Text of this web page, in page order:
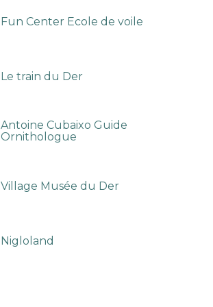
Fun Center Ecole de voile
Le train du Der
Antoine Cubaixo Guide
Ornithologue
Village Musée du Der
Nigloland